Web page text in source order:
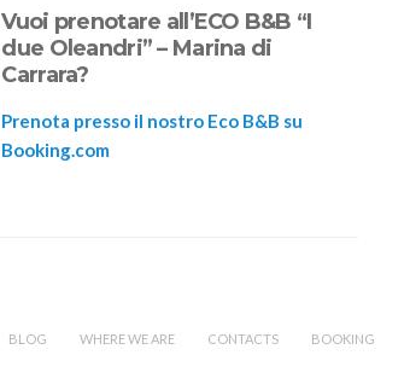
Vuoi prenotare all’ECO B&B “I
due Oleandri” – Marina di
Carrara?
Prenota presso il nostro Eco B&B su
Booking.com
BLOG WHERE WE ARE CONTACTS BOOKING